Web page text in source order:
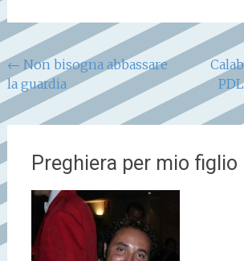
Navigazione
articoli
← Non bisogna abbassare
la guardia
Preghiera per mio figlio